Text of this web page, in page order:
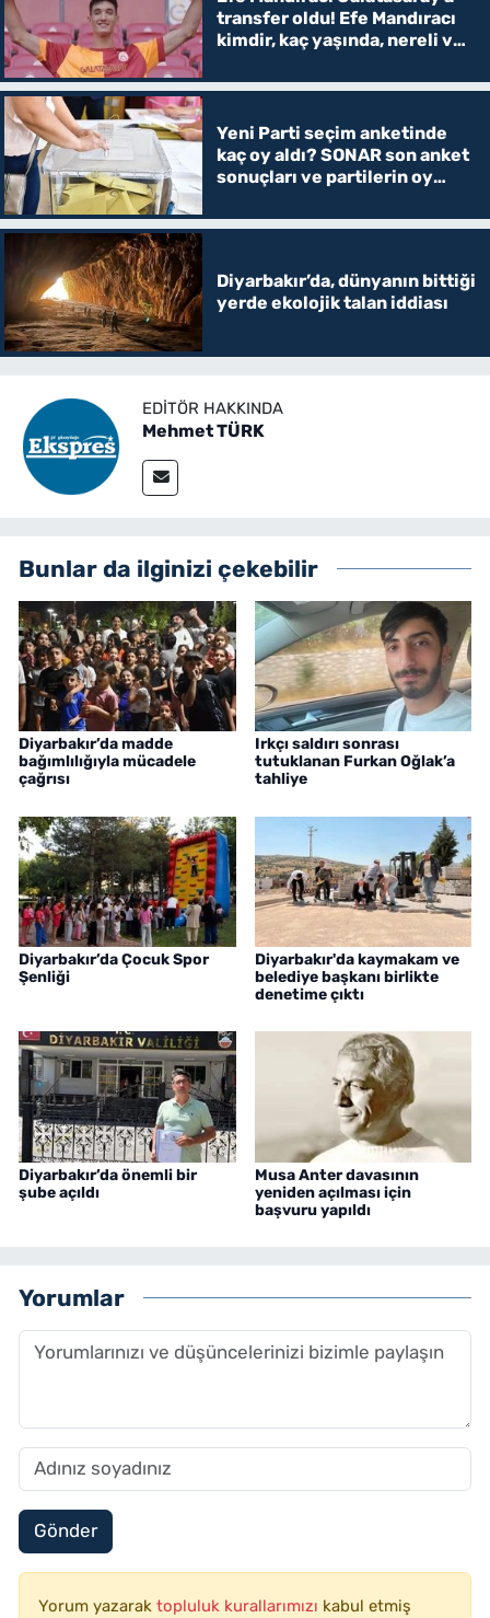
transfer oldu! Efe Mandıracı
kimdir, kaç yaşında, nereli ve
Yeni Parti seçim anketinde
kaç oy aldı? SONAR son anket
sonuçları ve partilerin oy
Diyarbakır’da, dünyanın bittiği
yerde ekolojik talan iddiası
EDITÖR HAKKINDA
Mehmet TÜRK
Bunlar da ilginizi çekebilir
Diyarbakır’da madde
bağımlılığıyla mücadele
çağrısı
Irkçı saldırı sonrası
tutuklanan Furkan Oğlak’a
tahliye
Diyarbakır’da Çocuk Spor
Şenliği
Diyarbakır'da kaymakam ve
belediye başkanı birlikte
denetime çıktı
Diyarbakır’da önemli bir
şube açıldı
Musa Anter davasının
yeniden açılması için
başvuru yapıldı
Yorumlar
Gönder
Yorum yazarak topluluk kurallarımızı kabul etmiş